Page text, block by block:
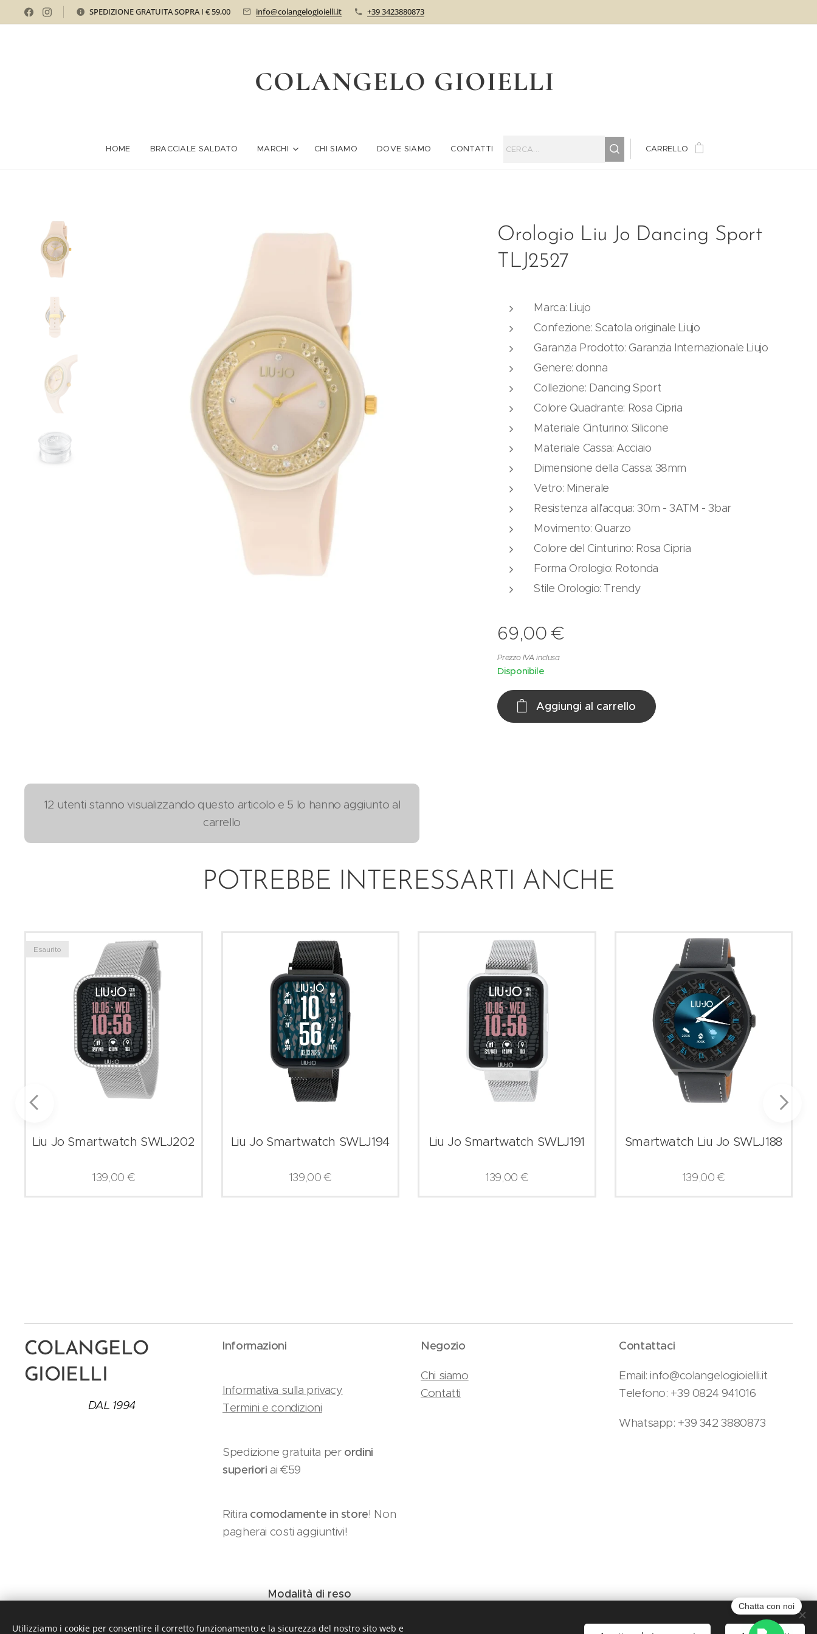
SPEDIZIONE GRATUITA SOPRA I € 59,00 info@colangelogioielli.it +39 3423880873
COLANGELO GIOIELLI
HOME BRACCIALE SALDATO MARCHI CHI SIAMO DOVE SIAMO CONTATTI CARRELLO
Orologio Liu Jo Dancing Sport
TLJ2527
Marca: Liujo
Confezione: Scatola originale Liujo
Garanzia Prodotto: Garanzia Internazionale Liujo
Genere: donna
Collezione: Dancing Sport
Colore Quadrante: Rosa Cipria
Materiale Cinturino: Silicone
Materiale Cassa: Acciaio
Dimensione della Cassa: 38mm
Vetro: Minerale
Resistenza all'acqua: 30m - 3ATM - 3bar
Movimento: Quarzo
Colore del Cinturino: Rosa Cipria
Forma Orologio: Rotonda
Stile Orologio: Trendy
69,00 €
Prezzo IVA inclusa
Disponibile
Aggiungi al carrello
12 utenti stanno visualizzando questo articolo e 5 lo hanno aggiunto al
carrello
POTREBBE INTERESSARTI ANCHE
Liu Jo Smartwatch SWLJ202
Esaurito
139,00 €
Liu Jo Smartwatch SWLJ194
139,00€
Liu Jo Smartwatch SWLJ191
139,00 €
Smartwatch Liu Jo SWLJ188
139,00€
COLANGELO
GIOIELLI
DAL 1994
Informazioni
Informativa sulla privacy
Termini e condizioni
Spedizione gratuita perordini
superiori ai €59
Ritira comodamente in store! Non
pagherai costi aggiuntivi!
Modalità di reso
Negozio
Chi siamo
Contatti
Contattaci
Email: info@colangelogioielli.it
Telefono: +39 0824 941016
Whatsapp: +39 342 3880873
Utilizziamo i cookie per consentire il corretto funzionamento e la sicurezza del nostro sito web e
Chatta con noi